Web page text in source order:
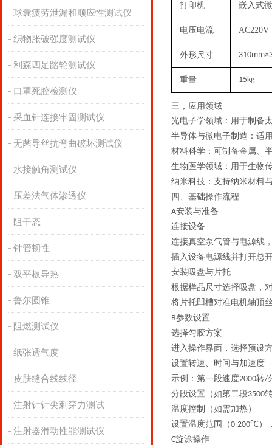
球囊疲劳泄漏和顺应性测试仪
织物胀破强度测试仪
利森四足踏轮测试仪
口罩死腔检测仪
采血针连接牢固测试仪
无菌导丝抗弯曲破坏测试仪
水接触角测试仪
压差法气体渗透仪
阻干态
针管韧性
双平板导热
鲁尔圆锥
阻燃测试仪
纸张透气度
皮肤缝合线线径
注射针针尖刺穿力测试
注射器滑动性能测试仪
打印机 嵌入式
电压电流 AC220V
外形尺寸 31
重量 15kg
三， 应用领域
光电子学领域 ：用于制备
半导体与微电子制造 ：适
材料科学 ：可制备金属、
生物医学领域 ：用于生物
纳米科技 ：支持纳米材料
四、基础操作流程
A安装与准备
连接设备
连接真空泵气管与电源线
插入设备电源线并打开总
安装吸盘与片托
根据样品尺寸选择吸盘，
将片托凹槽对准电机轴顶
B参数设置
选择匀胶方案
进入操作界面，选择预设
设置转速、时间与加速度
示例：第一段速度2000转/
分段设置（如第二段3500
温度控制（如需加热）
设置温度范围（0-200℃）
C旋涂操作